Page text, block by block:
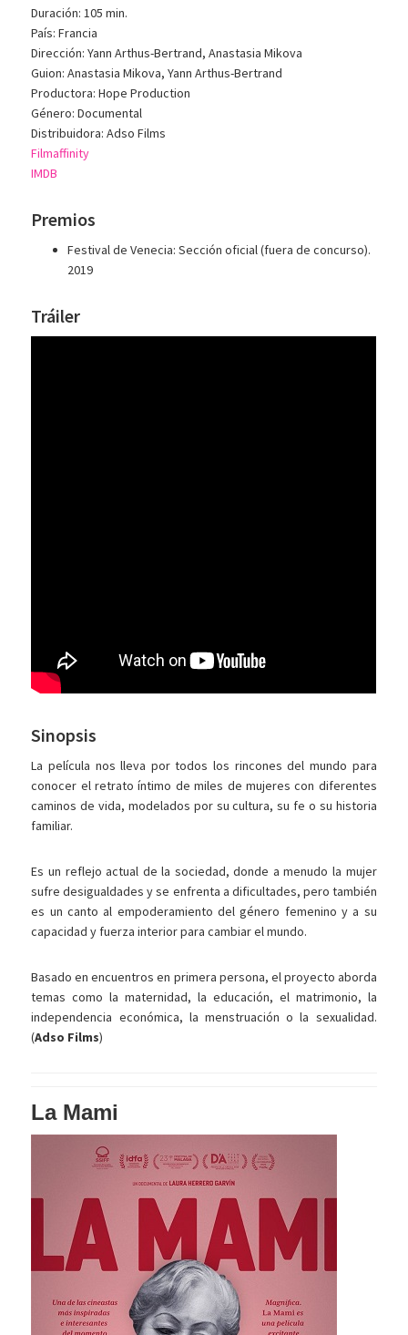
Duración: 105 min.
País: Francia
Dirección: Yann Arthus-Bertrand, Anastasia Mikova
Guion: Anastasia Mikova, Yann Arthus-Bertrand
Productora: Hope Production
Género: Documental
Distribuidora: Adso Films
Filmaffinity
IMDB
Premios
Festival de Venecia: Sección oficial (fuera de concurso).
2019
Tráiler
Sinopsis
La película nos lleva por todos los rincones del mundo para
conocer el retrato íntimo de miles de mujeres con diferentes
caminos de vida, modelados por su cultura, su fe o su historia
familiar.
Es un reflejo actual de la sociedad, donde a menudo la mujer
sufre desigualdades y se enfrenta a dificultades, pero también
es un canto al empoderamiento del género femenino y a su
capacidad y fuerza interior para cambiar el mundo.
Basado en encuentros en primera persona, el proyecto aborda
temas como la maternidad, la educación, el matrimonio, la
independencia económica, la menstruación o la sexualidad.
(Adso Films)
La Mami